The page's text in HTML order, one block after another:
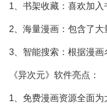
1、书架收藏：喜欢加入
2、海量漫画：包含了大
3、智能搜索：根据漫画
《异次元》软件亮点：
1、免费漫画资源全面为